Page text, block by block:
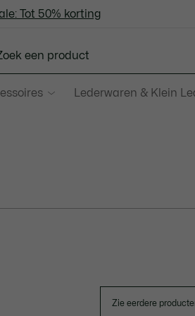
Tot 50% korting
Tot 50% korting
Lederwaren & Klein
Zie eerdere